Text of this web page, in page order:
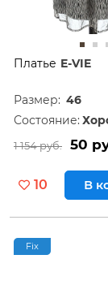
Платье E-VIE
Размер: 46
Состояние:
1 154 руб. 50
10 В
Fix